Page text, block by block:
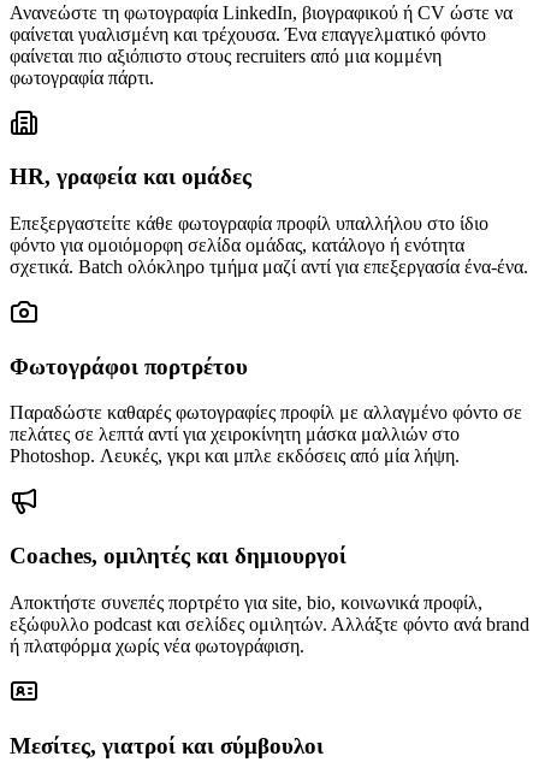
Ανανεώστε τη φωτογραφία LinkedIn, βιογραφικού ή CV ώστε να
φαίνεται γυαλισμένη και τρέχουσα. Ένα επαγγελματικό φόντο
φαίνεται πιο αξιόπιστο στους recruiters από μια κομμένη
φωτογραφία πάρτι.
HR, γραφεία και ομάδες
Επεξεργαστείτε κάθε φωτογραφία προφίλ υπαλλήλου στο ίδιο
φόντο για ομοιόμορφη σελίδα ομάδας, κατάλογο ή ενότητα
σχετικά. Batch ολόκληρο τμήμα μαζί αντί για επεξεργασία ένα-ένα.
Φωτογράφοι πορτρέτου
Παραδώστε καθαρές φωτογραφίες προφίλ με αλλαγμένο φόντο σε
πελάτες σε λεπτά αντί για χειροκίνητη μάσκα μαλλιών στο
Photoshop. Λευκές, γκρι και μπλε εκδόσεις από μία λήψη.
Coaches, ομιλητές και δημιουργοί
Αποκτήστε συνεπές πορτρέτο για site, bio, κοινωνικά προφίλ,
εξώφυλλο podcast και σελίδες ομιλητών. Αλλάξτε φόντο ανά brand
ή πλατφόρμα χωρίς νέα φωτογράφιση.
Μεσίτες, γιατροί και σύμβουλοι